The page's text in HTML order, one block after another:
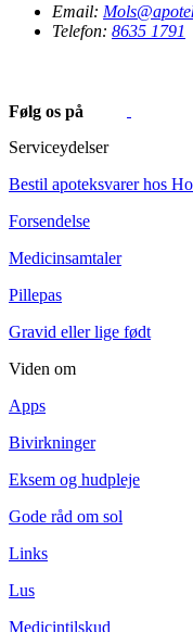
Email:
Telefon: 8635 1791
Følg os på
Serviceydelser
Bestil apoteksvarer hos
Forsendelse
Medicinsamtaler
Pillepas
Gravid eller lige født
Viden om
Apps
Bivirkninger
Eksem og hudpleje
Gode råd om sol
Links
Lus
Medicintilskud